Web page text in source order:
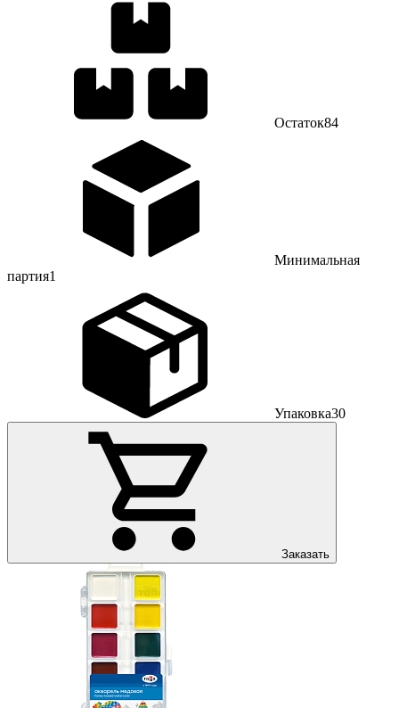
Остаток84
Минимальная
партия1
Упаковка30
Заказать